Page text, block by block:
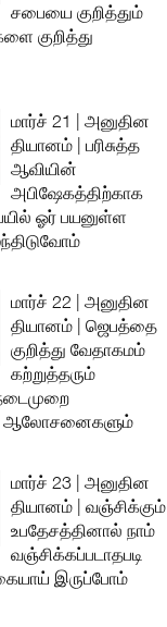
சபையை குறித்தும்
குறித்து
மார்ச் 21 | அனுதின
தியானம் | பரிசுத்த
ஆவியின்
அபிஷேகத்திற்காக
ஓர் பயனுள்ள
மார்ச் 22 | அனுதின
தியானம் | ஜெபத்தை
குறித்து வேதாகமம்
கற்றுத்தரும்
ஆலோசனைகளும்
மார்ச் 23 | அனுதின
தியானம் | வஞ்சிக்கும்
உபதேசத்தினால் நாம்
வஞ்சிக்கப்படாதபடி
இருப்போம்